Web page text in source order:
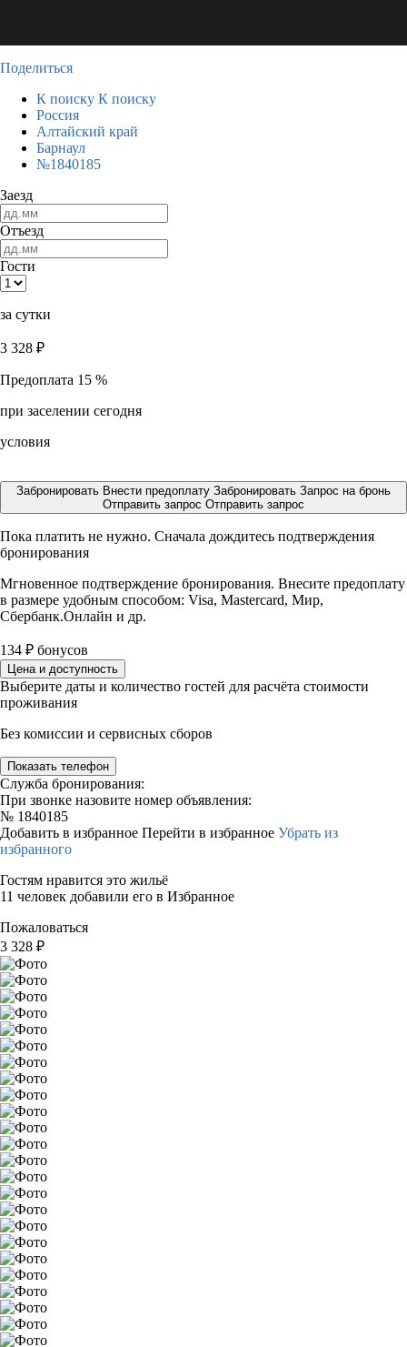
Поделиться
К поиску К поиску
Россия
Алтайский край
Барнаул
№1840185
Заезд
Отъезд
Гости
за сутки
3 328 ₽
Предоплата 15 %
при заселении сегодня
условия
Забронировать Внести предоплату Забронировать Запрос на бронь
Отправить запрос Отправить запрос
Пока платить не нужно. Сначала дождитесь подтверждения
бронирования
Мгновенное подтверждение бронирования. Внесите предоплату
в размере удобным способом: Visa, Mastercard, Мир,
Сбербанк.Онлайн и др.
134 ₽ бонусов
Цена и доступность
Выберите даты и количество гостей для расчёта стоимости
проживания
Без комиссии и сервисных сборов
Показать телефон
Служба бронирования:
При звонке назовите номер объявления:
№ 1840185
Добавить в избранное Перейти в избранное Убрать из
избранного
Гостям нравится это жильё
11 человек добавили его в Избранное
Пожаловаться
3 328 ₽